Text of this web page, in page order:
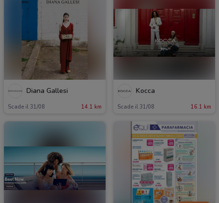
Diana Gallesi
Scade il 31/08 14.1 km
Kocca
Scade il 31/08 16.1 km